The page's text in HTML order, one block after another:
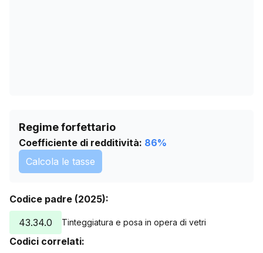
Regime forfettario
Coefficiente di redditività: 86%
Calcola le tasse
Codice padre (2025):
43.34.0
Tinteggiatura e posa in opera di vetri
Codici correlati: